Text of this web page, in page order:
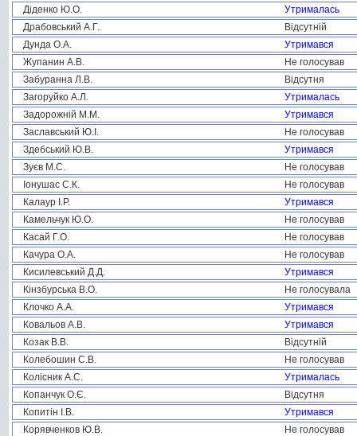
Діденко Ю.О.
Утрималась
Драбовський А.Г.
Відсутній
Дунда О.А.
Утримався
Жупанин А.В.
Не голосував
Забуранна Л.В.
Відсутня
Загоруйко А.Л.
Утрималась
Задорожній М.М.
Утримався
Заславський Ю.І.
Не голосував
Здебський Ю.В.
Утримався
Зуєв М.С.
Не голосував
Іонушас С.К.
Не голосував
Калаур І.Р.
Утримався
Камельчук Ю.О.
Не голосував
Касай Г.О.
Не голосував
Качура О.А.
Не голосував
Кисилевський Д.Д.
Утримався
Кінзбурська В.О.
Не голосувала
Клочко А.А.
Утримався
Ковальов А.В.
Утримався
Козак В.В.
Відсутній
Колебошин С.В.
Не голосував
Колісник А.С.
Утрималась
Копанчук О.Є.
Відсутня
Копитін І.В.
Утримався
Корявченков Ю.В.
Не голосував